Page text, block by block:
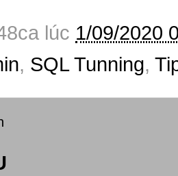
lúc 1/09/2020
, SQL Tunning,